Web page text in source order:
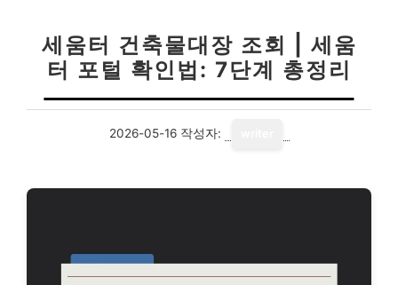
세움터 건축물대장 조회 | 세움
터 포털 확인법: 7단계 총정리
2026-05-16 작성자: